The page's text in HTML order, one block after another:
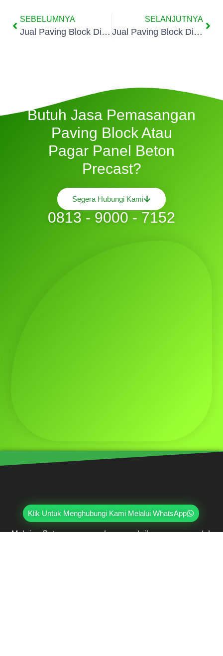
Klik Untuk Menghubungi Kami Melalui WhatsApp
SEBELUMNYA
Jual Paving Block Di Perigi Baru
SELANJUTNYA
Jual Paving Block Di Pondok Jaya
Butuh Jasa Pemasangan
Paving Block Atau
Pagar Panel Beton
Precast?
Segera Hubungi Kami
0813 - 9000 - 7152
Mahri Beton, merupakan pabrik yang sudah